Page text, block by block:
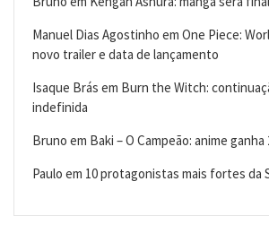
Manuel Dias Agostinho em One Piece:
novo trailer e data de lançamento
Isaque Brás em Burn the Witch:
indefinida
Bruno em Baki – O Campeão: anime
Paulo em 10 protagonistas mais fortes da